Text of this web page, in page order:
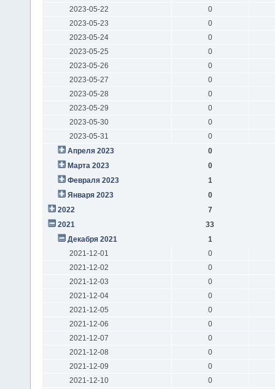
2023-05-22
0
2023-05-23
0
2023-05-24
0
2023-05-25
0
2023-05-26
0
2023-05-27
0
2023-05-28
0
2023-05-29
0
2023-05-30
0
2023-05-31
0
Апреля 2023
0
Марта 2023
0
Февраля 2023
1
Января 2023
0
2022
7
2021
33
Декабря 2021
1
2021-12-01
0
2021-12-02
0
2021-12-03
0
2021-12-04
0
2021-12-05
0
2021-12-06
0
2021-12-07
0
2021-12-08
0
2021-12-09
0
2021-12-10
0